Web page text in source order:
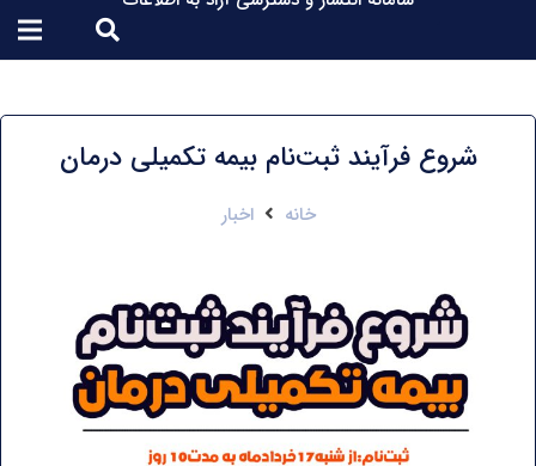
شروع فرآیند ثبت‌نام بیمه تکمیلی درمان
خانه اخبار